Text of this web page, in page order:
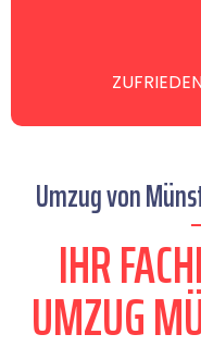
Umzug von
IHR
UMZUG